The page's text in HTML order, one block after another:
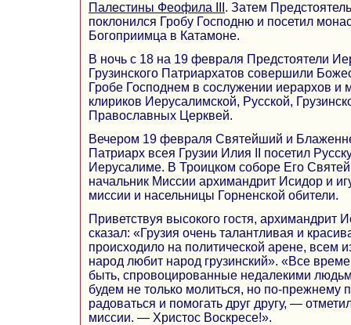
Палестины Феофила III . Затем
поклонился Гробу Господню и посетил
Богоприимца в Катамоне.
В ночь с 18 на 19 февраля Предстоятели
Грузинского Патриархатов совершили
Гробе Господнем в сослужении иерархов и
клириков Иерусалимской, Русской,
Православных Церквей.
Вечером 19 февраля Святейший и
Патриарх всея Грузии Илия II посетил
Иерусалиме. В Троицком соборе Его
начальник Миссии архимандрит Исидор и
миссии и насельницы Горненской обители.
Приветствуя высокого гостя, архимандрит
сказал: «Грузия очень талантливая и
происходило на политической арене, всем
народ любит народ грузинский». «Все
быть, спровоцированные недалекими
будем не только молиться, но по-прежнему
радоваться и помогать друг другу, —
миссии. — Христос Воскресе!».